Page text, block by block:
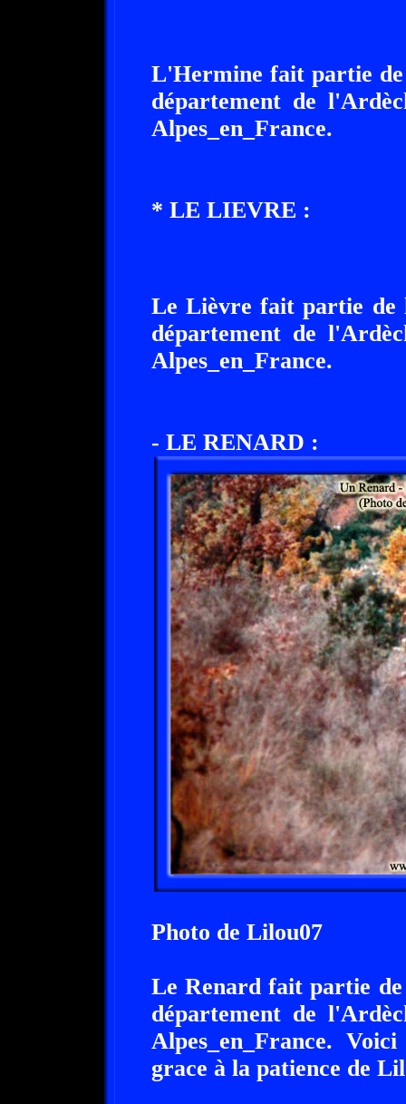
L'Hermine fait partie de
département de
Alpes_en_France.
* LE LIEVRE :
Le Lièvre fait partie de
département de
Alpes_en_France.
- LE RENARD :
Photo de Lilou07
Le Renard fait partie de
département de
Alpes_en_France.
grace à la patience de